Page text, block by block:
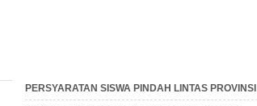
PERSYARATAN SISWA PINDAH LINTAS PROVINSI